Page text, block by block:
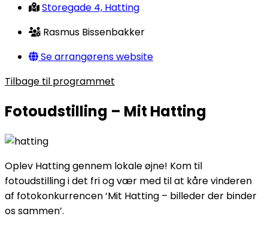
Storegade 4, Hatting
Rasmus Bissenbakker
Se arrangørens website
Tilbage til programmet
Fotoudstilling – Mit Hatting
Oplev Hatting gennem lokale øjne! Kom til
fotoudstilling i det fri og vær med til at kåre vinderen
af fotokonkurrencen ‘Mit Hatting – billeder der binder
os sammen’.